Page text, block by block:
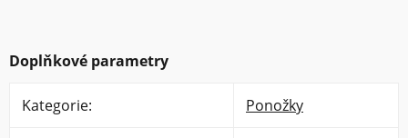
Doplňkové parametry
Kategorie: Ponožky